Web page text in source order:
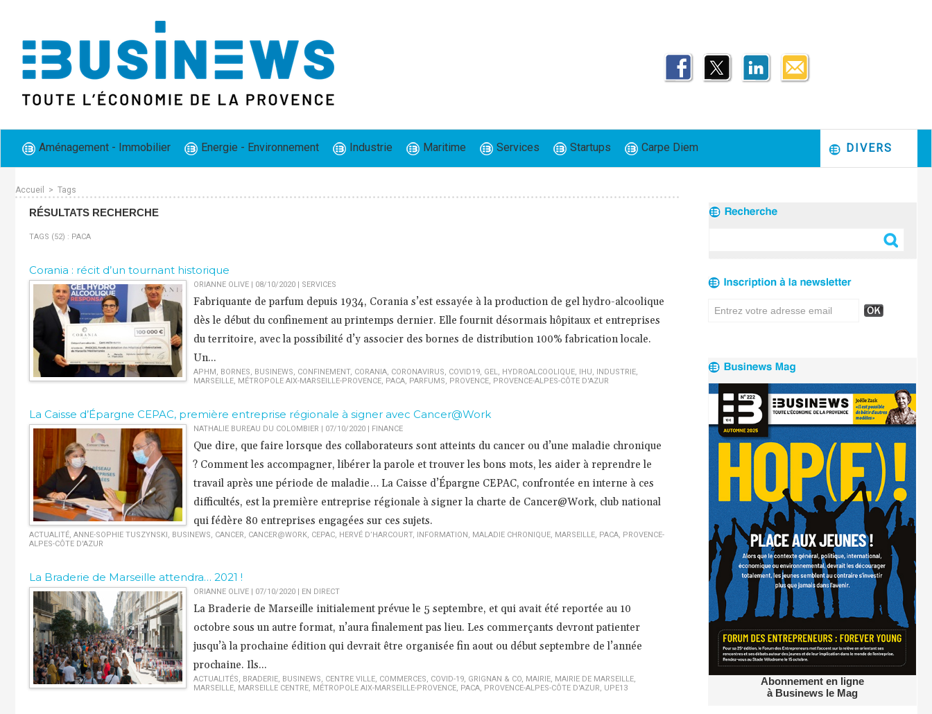
Aménagement - Immobilier Energie - Environnement Industrie Maritime Services Startups Carpe Diem DIVERS
Accueil > Tags
RÉSULTATS RECHERCHE
TAGS (52) : PACA
Corania : récit d’un tournant historique
ORIANNE OLIVE | 08/10/2020| SERVICES
Fabriquante de parfum depuis 1934, Corania s’est essayée à la production de gel hydro-alcoolique
dès le début du confinement au printemps dernier. Elle fournit désormais hôpitaux et entreprises
du territoire, avec la possibilité d’y associer des bornes de distribution 100% fabrication locale.
Un...
APHM , BORNES, BUSINEWS, CONFINEMENT, CORANIA, CORONAVIRUS, COVID19, GEL, HYDROALCOOLIQUE, IHU, INDUSTRIE,
MARSEILLE, MÉTROPOLE AIX-MARSEILLE-PROVENCE, PACA, PARFUMS, PROVENCE, PROVENCE-ALPES-CÔTE D'AZUR
​La Caisse d’Épargne CEPAC, première entreprise régionale à signer avec Cancer@Work
NATHALIE BUREAU DU COLOMBIER | 07/10/2020| FINANCE
Que dire, que faire lorsque des collaborateurs sont atteints du cancer ou d’une maladie chronique
? Comment les accompagner, libérer la parole et trouver les bons mots, les aider à reprendre le
travail après une période de maladie… La Caisse d’Épargne CEPAC, confrontée en interne à ces
difficultés, est la première entreprise régionale à signer la charte de Cancer@Work, club national
qui fédère 80 entreprises engagées sur ces sujets.
ACTUALITÉ, ANNE-SOPHIE TUSZYNSKI , BUSINEWS, CANCER, CANCER@WORK, CEPAC, HERVÉ D’HARCOURT, INFORMATION , MALADIE CHRONIQUE, MARSEILLE, PACA, PROVENCE-
ALPES-CÔTE D'AZUR
La Braderie de Marseille attendra… 2021 !
ORIANNE OLIVE | 07/10/2020| EN DIRECT
La Braderie de Marseille initialement prévue le 5 septembre, et qui avait été reportée au 10
octobre sous un autre format, n’aura finalement pas lieu. Les commerçants devront patienter
jusqu’à la prochaine édition qui devrait être organisée fin aout ou début septembre de l’année
prochaine. Ils...
ACTUALITÉS, BRADERIE, BUSINEWS, CENTRE VILLE, COMMERCES, COVID-19, GRIGNAN & CO, MAIRIE, MAIRIE DE MARSEILLE,
MARSEILLE, MARSEILLE CENTRE, MÉTROPOLE AIX-MARSEILLE-PROVENCE, PACA, PROVENCE-ALPES-CÔTE D'AZUR, UPE13
Abonnement en ligne
à Businews le Mag